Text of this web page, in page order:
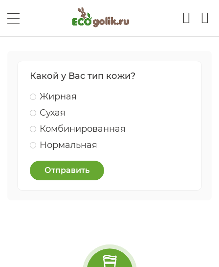
Какой у Вас тип кожи?
Жирная
Сухая
Комбинированная
Нормальная
Отправить